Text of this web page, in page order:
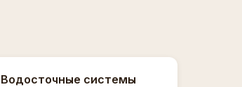
Водосточные системы